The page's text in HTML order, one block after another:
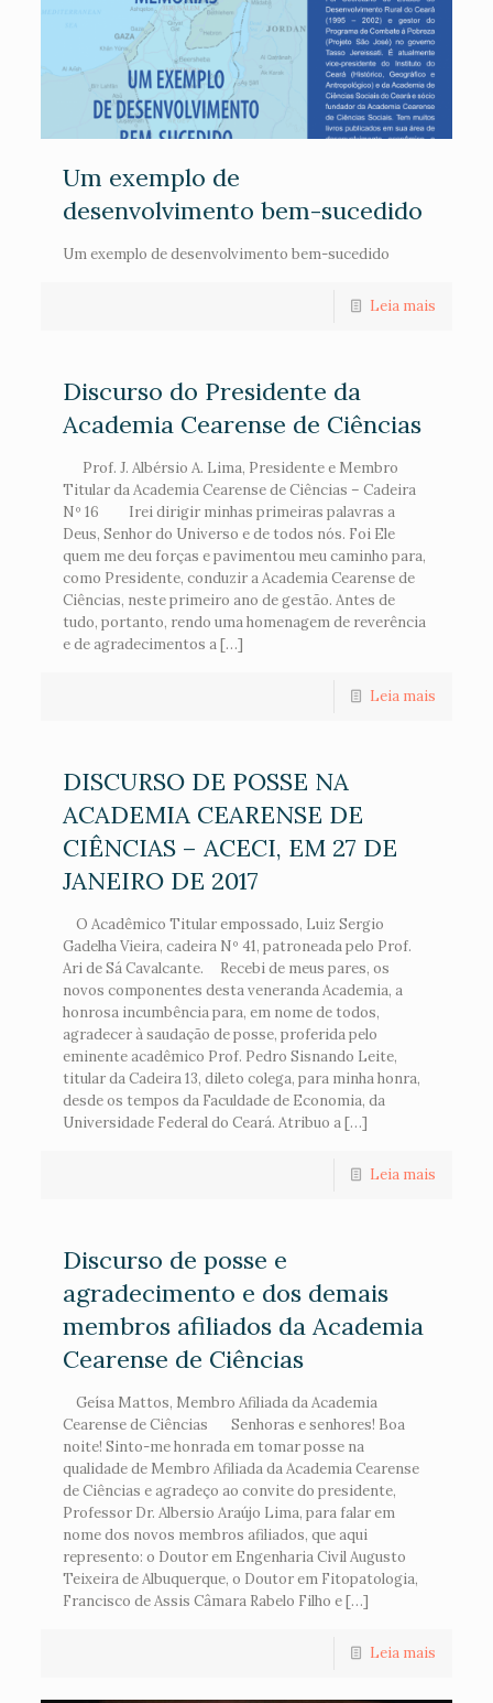
Um exemplo de
desenvolvimento bem-sucedido
Um exemplo de desenvolvimento bem-sucedido
Leia mais
Discurso do Presidente da
Academia Cearense de Ciências
Prof. J. Albérsio A. Lima, Presidente e Membro
Titular da Academia Cearense de Ciências – Cadeira
Nº 16 Irei dirigir minhas primeiras palavras a
Deus, Senhor do Universo e de todos nós. Foi Ele
quem me deu forças e pavimentou meu caminho para,
como Presidente, conduzir a Academia Cearense de
Ciências, neste primeiro ano de gestão. Antes de
tudo, portanto, rendo uma homenagem de reverência
e de agradecimentos a […]
Leia mais
DISCURSO DE POSSE NA
ACADEMIA CEARENSE DE
CIÊNCIAS – ACECI, EM 27 DE
JANEIRO DE 2017
O Acadêmico Titular empossado, Luiz Sergio
Gadelha Vieira, cadeira Nº 41, patroneada pelo Prof.
Ari de Sá Cavalcante. Recebi de meus pares, os
novos componentes desta veneranda Academia, a
honrosa incumbência para, em nome de todos,
agradecer à saudação de posse, proferida pelo
eminente acadêmico Prof. Pedro Sisnando Leite,
titular da Cadeira 13, dileto colega, para minha honra,
desde os tempos da Faculdade de Economia, da
Universidade Federal do Ceará. Atribuo a […]
Leia mais
Discurso de posse e
agradecimento e dos demais
membros afiliados da Academia
Cearense de Ciências
Geísa Mattos, Membro Afiliada da Academia
Cearense de Ciências Senhoras e senhores! Boa
noite! Sinto-me honrada em tomar posse na
qualidade de Membro Afiliada da Academia Cearense
de Ciências e agradeço ao convite do presidente,
Professor Dr. Albersio Araújo Lima, para falar em
nome dos novos membros afiliados, que aqui
represento: o Doutor em Engenharia Civil Augusto
Teixeira de Albuquerque, o Doutor em Fitopatologia,
Francisco de Assis Câmara Rabelo Filho e […]
Leia mais